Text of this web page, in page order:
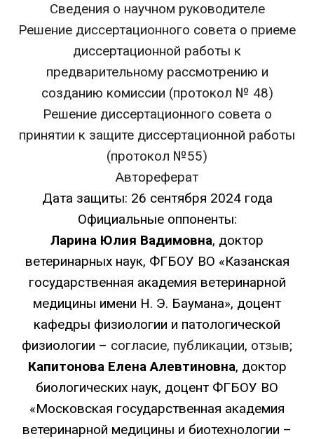
Сведения о научном руководителе
Решение диссертационного совета о приеме
диссертационной работы к
предварительному рассмотрению и
созданию комиссии (протокол № 48)
Решение диссертационного совета о
принятии к защите диссертационной работы
(протокол №55)
Автореферат
Дата защиты: 26 сентября 2024 года
Официальные оппоненты:
Ларина Юлия Вадимовна, доктор
ветеринарных наук, ФГБОУ ВО «Казанская
государственная академия ветеринарной
медицины имени Н. Э. Баумана», доцент
кафедры физиологии и патологической
физиологии – согласие, публикации, отзыв;
Капитонова Елена Алевтиновна, доктор
биологических наук, доцент ФГБОУ ВО
«Московская государственная академия
ветеринарной медицины и биотехнологии –